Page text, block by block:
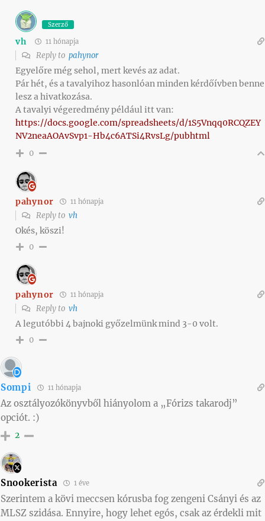
Szerző
vh 11 hónapja
Reply to pahynor
Egyelőre még sehol, mert kevés az adat.
Pár hét, és a tavalyihoz hasonlóan minden kérdőívben benne
lesz a hivatkozása.
A tavalyi végeredmény például itt van:
https://docs.google.com/spreadsheets/d/1S5Vnqq0RCQZEY
NV2neaAOAvSvp1-Hb4c6ATSi4RvsLg/pubhtml
0
pahynor 11 hónapja
Reply to vh
Okés, köszi!
0
pahynor 11 hónapja
Reply to vh
A legutóbbi 4 bajnoki győzelmünk mind 3-0 volt.
0
Sompi 11 hónapja
Az osztályozókönyvből hiányolom a „Fórizs takarodj”
opciót. :)
2
Snookerista 1 éve
Szerintem a kövi meccsen kórusba fog zengeni Csányi és az
MLSZ szidása. Ennyire, hogy lehet egós, csak az érdekli mit